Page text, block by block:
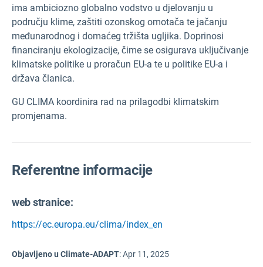
ima ambiciozno globalno vodstvo u djelovanju u
području klime, zaštiti ozonskog omotača te jačanju
međunarodnog i domaćeg tržišta ugljika. Doprinosi
financiranju ekologizacije, čime se osigurava uključivanje
klimatske politike u proračun EU-a te u politike EU-a i
država članica.
GU CLIMA koordinira rad na prilagodbi klimatskim
promjenama.
Referentne informacije
web stranice:
https://ec.europa.eu/clima/index_en
Objavljeno u Climate-ADAPT:Apr 11, 2025